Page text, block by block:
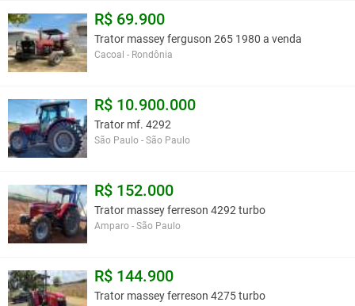
R$ 69.900
Trator massey ferguson 265 1980 a venda
Cacoal - Rondônia
R$ 10.900.000
Trator mf. 4292
São Paulo - São Paulo
R$ 152.000
Trator massey ferreson 4292 turbo
Amparo - São Paulo
R$ 144.900
Trator massey ferreson 4275 turbo